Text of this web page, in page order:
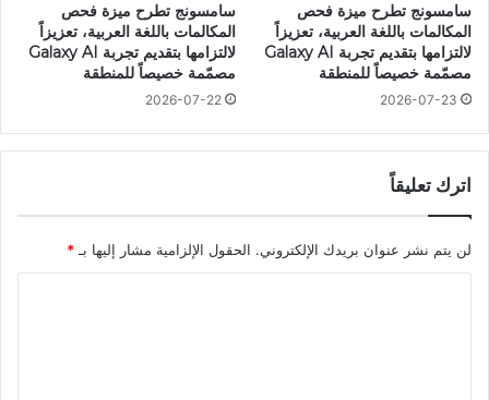
سامسونج تطرح ميزة فحص
المكالمات باللغة العربية، تعزيزاً
لالتزامها بتقديم تجربة Galaxy AI
مصمّمة خصيصاً للمنطقة
2026-07-23
سامسونج تطرح ميزة فحص
المكالمات باللغة العربية، تعزيزاً
لالتزامها بتقديم تجربة Galaxy AI
مصمّمة خصيصاً للمنطقة
2026-07-22
اترك تعليقاً
لن يتم نشر عنوان بريدك الإلكتروني. الحقول الإلزامية مشار إليها بـ *